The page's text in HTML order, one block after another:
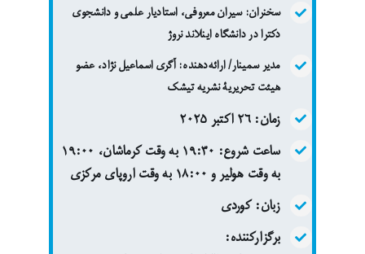
سخنران: سیران معروفی، استادیار علمی و دانشجوی
دکترا در دانشگاه اینلاند نروژ
مدیر سمینار/ ارائه‌دهنده: آگری اسماعیل نژاد، عضو
هیئت تحریریۀ نشریه تیشک
زمان: ٢٦ اکتبر ۲۰۲۵
ساعت شروع:
١٩:٣٠ به وقت کرماشان، ١٩:٠٠
به وقت هولیر و ١٨:٠٠ به وقت اروپای مرکزی
زبان: کوردی
برگزارکننده: